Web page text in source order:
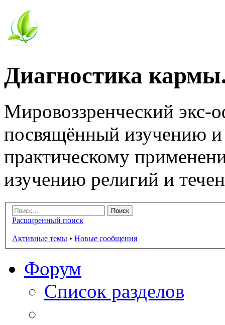
Диагностика
Мировоззренческий
посвящённый изучению
практическому
изучению религий и
Расширенный поиск
Активные темы • Новые сообщения
Форум
Список разделов